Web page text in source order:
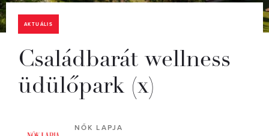
AKTUÁLIS
Családbarát wellness
üdülőpark (x)
NŐK LAPJA